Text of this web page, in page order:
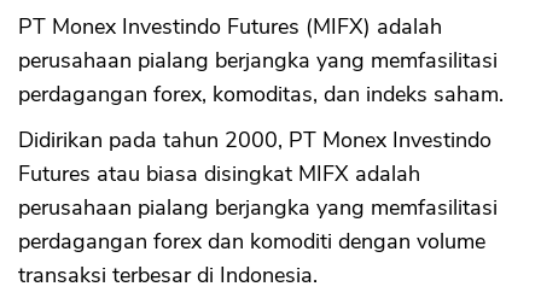
PT Monex Investindo Futures (MIFX) adalah
perusahaan pialang berjangka yang memfasilitasi
perdagangan forex, komoditas, dan indeks saham.
Didirikan pada tahun 2000, PT Monex Investindo
Futures atau biasa disingkat MIFX adalah
perusahaan pialang berjangka yang memfasilitasi
perdagangan forex dan komoditi dengan volume
transaksi terbesar di Indonesia.